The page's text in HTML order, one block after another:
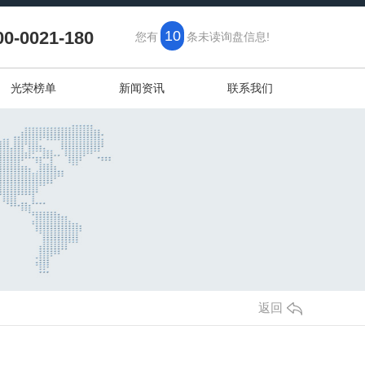
您有 10 条未读询盘信息!
0021-180
光荣榜单 新闻资讯 联系我们
返回